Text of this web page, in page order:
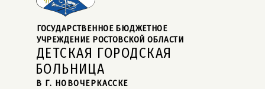
ДЕТСКАЯ ГОРОДСКАЯ
В Г. НОВОЧЕРКАССКЕ
ГОСУДАРСТВЕННОЕ БЮДЖЕТНОЕ
УЧРЕЖДЕНИЕ РОСТОВСКОЙ ОБЛАСТИ
БОЛЬНИЦА